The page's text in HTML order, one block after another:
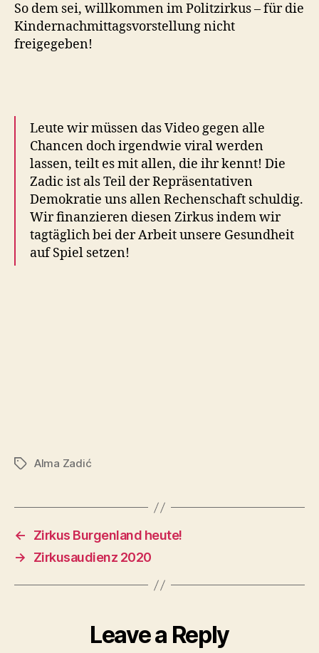
So dem sei, willkommen im Politzirkus – für die
Kindernachmittagsvorstellung nicht
freigegeben!
Leute wir müssen das Video gegen alle
Chancen doch irgendwie viral werden
lassen, teilt es mit allen, die ihr kennt! Die
Zadic ist als Teil der Repräsentativen
Demokratie uns allen Rechenschaft schuldig.
Wir finanzieren diesen Zirkus indem wir
tagtäglich bei der Arbeit unsere Gesundheit
auf Spiel setzen!
TagsAlma Zadić
←
Zirkus Burgenland heute!
→
Zirkusaudienz 2020
Leave a Reply